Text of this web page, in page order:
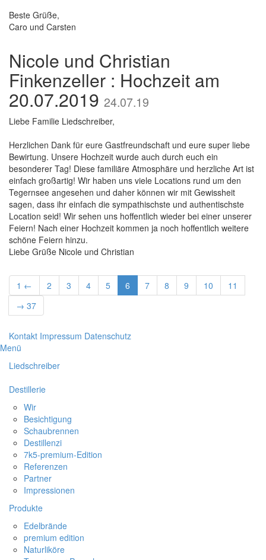
Beste Grüße,
Caro und Carsten
Nicole und Christian
Finkenzeller : Hochzeit am
20.07.2019 24.07.19
Liebe Familie Liedschreiber,
Herzlichen Dank für eure Gastfreundschaft und eure super liebe
Bewirtung. Unsere Hochzeit wurde auch durch euch ein
besonderer Tag! Diese familiäre Atmosphäre und herzliche Art ist
einfach großartig! Wir haben uns viele Locations rund um den
Tegernsee angesehen und daher können wir mit Gewissheit
sagen, dass ihr einfach die sympathischste und authentischste
Location seid! Wir sehen uns hoffentlich wieder bei einer unserer
Feiern! Nach einer Hochzeit kommen ja noch hoffentlich weitere
schöne Feiern hinzu.
Liebe Grüße Nicole und Christian
1 ← 2 3 4 5 6 7 8 9 10
11
→ 37
Kontakt Impressum Datenschutz
Menü
Liedschreiber
Destillerie
Wir
Besichtigung
Schaubrennen
Destillenzi
7k5-premium-Edition
Referenzen
Partner
Impressionen
Produkte
Edelbrände
premium edition
Naturliköre